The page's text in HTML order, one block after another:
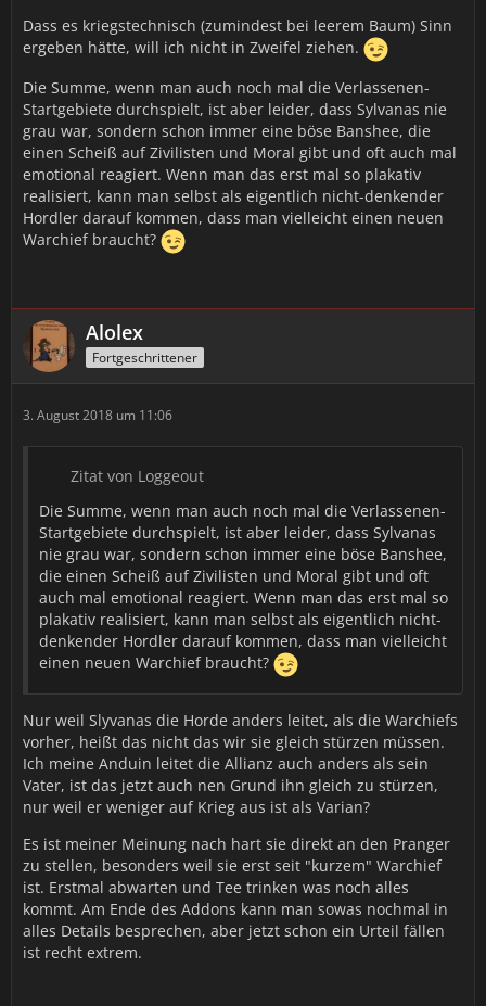
Dass es kriegstechnisch (zumindest bei leerem Baum) Sinn
ergeben hätte, will ich nicht in Zweifel ziehen.
Die Summe, wenn man auch noch mal die Verlassenen-
Startgebiete durchspielt, ist aber leider, dass Sylvanas nie
grau war, sondern schon immer eine böse Banshee, die
einen Scheiß auf Zivilisten und Moral gibt und oft auch mal
emotional reagiert. Wenn man das erst mal so plakativ
realisiert, kann man selbst als eigentlich nicht-denkender
Hordler darauf kommen, dass man vielleicht einen neuen
Warchief braucht?
Alolex
Fortgeschrittener
3. August 2018 um 11:06
Zitat von Loggeout
Die Summe, wenn man auch noch mal die Verlassenen-
Startgebiete durchspielt, ist aber leider, dass Sylvanas
nie grau war, sondern schon immer eine böse Banshee,
die einen Scheiß auf Zivilisten und Moral gibt und oft
auch mal emotional reagiert. Wenn man das erst mal so
plakativ realisiert, kann man selbst als eigentlich nicht-
denkender Hordler darauf kommen, dass man vielleicht
einen neuen Warchief braucht?
Nur weil Slyvanas die Horde anders leitet, als die Warchiefs
vorher, heißt das nicht das wir sie gleich stürzen müssen.
Ich meine Anduin leitet die Allianz auch anders als sein
Vater, ist das jetzt auch nen Grund ihn gleich zu stürzen,
nur weil er weniger auf Krieg aus ist als Varian?
Es ist meiner Meinung nach hart sie direkt an den Pranger
zu stellen, besonders weil sie erst seit "kurzem" Warchief
ist. Erstmal abwarten und Tee trinken was noch alles
kommt. Am Ende des Addons kann man sowas nochmal in
alles Details besprechen, aber jetzt schon ein Urteil fällen
ist recht extrem.